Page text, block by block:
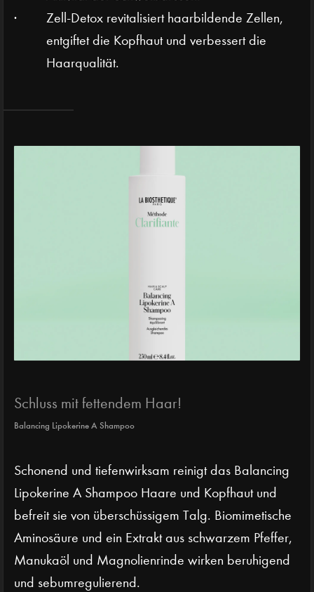
Zell-Detox revitalisiert haarbildende Zellen,
entgiftet die Kopfhaut und verbessert die
Haarqualität.
Schluss mit fettendem Haar!
Balancing Lipokerine A Shampoo
Schonend und tiefenwirksam reinigt das Balancing
Lipokerine A Shampoo Haare und Kopfhaut und
befreit sie von überschüssigem Talg. Biomimetische
Aminosäure und ein Extrakt aus schwarzem Pfeffer,
Manukaöl und Magnolienrinde wirken beruhigend
und sebumregulierend.